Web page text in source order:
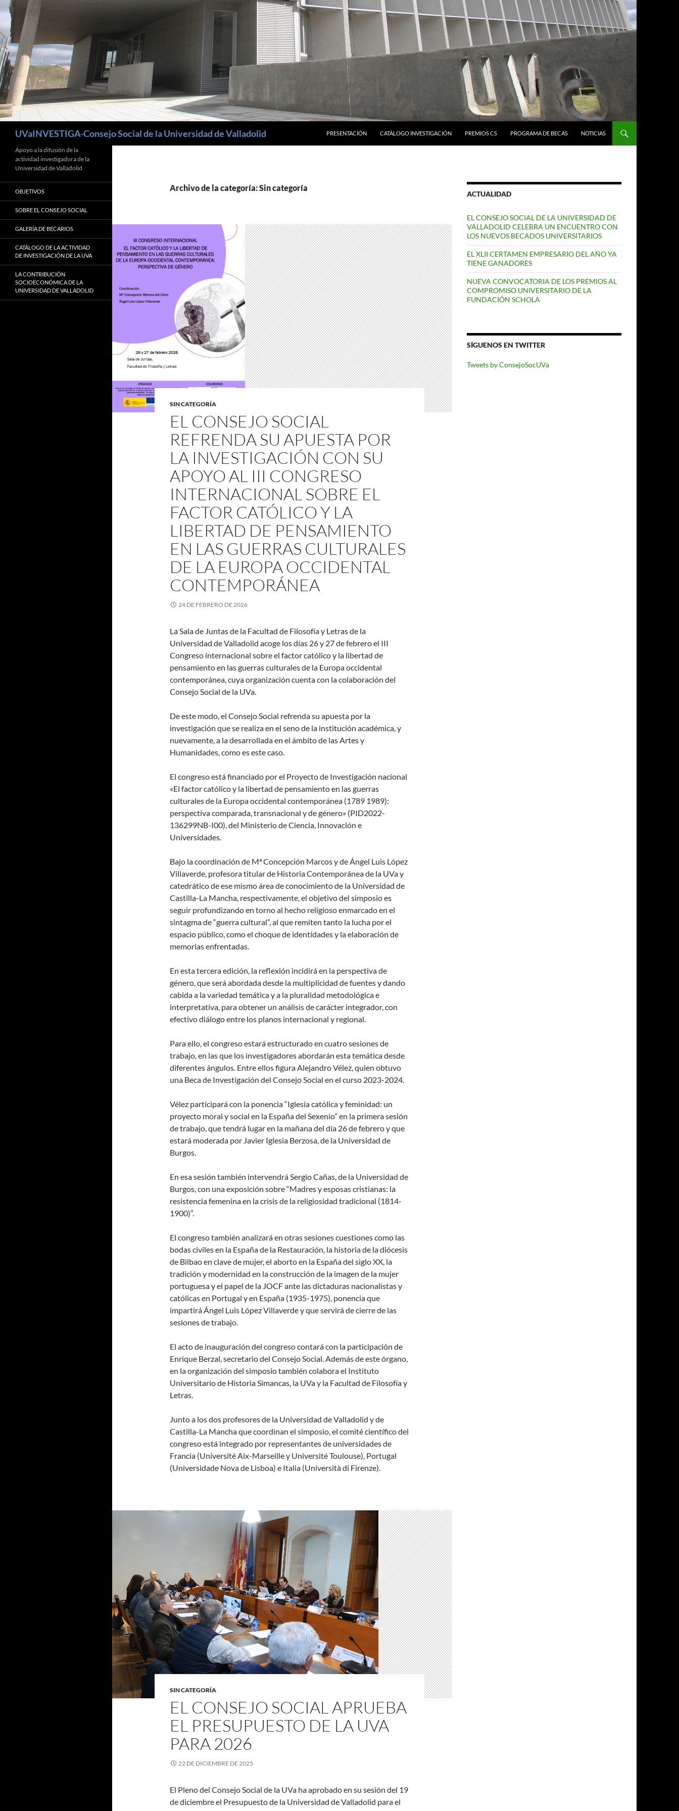
UVaINVESTIGA-Consejo Social de la Universidad de Valladolid
PRESENTACIÓN
CATÁLOGO INVESTIGACIÓN PREMIOS CS PROGRAMA DE BECAS NOTICIAS
Archivo de la categoría: Sin categoría
SIN CATEGORÍA
EL CONSEJO SOCIAL
REFRENDA SU APUESTA POR
LA INVESTIGACIÓN CON SU
APOYO AL III CONGRESO
INTERNACIONAL SOBRE EL
FACTOR CATÓLICO Y LA
LIBERTAD DE PENSAMIENTO
EN LAS GUERRAS CULTURALES
DE LA EUROPA OCCIDENTAL
CONTEMPORÁNEA
24 DE FEBRERO DE 2026
La Sala de Juntas de la Facultad de Filosofía y Letras de la
Universidad de Valladolid acoge los días 26 y 27 de febrero el III
Congreso internacional sobre el factor católico y la libertad de
pensamiento en las guerras culturales de la Europa occidental
contemporánea, cuya organización cuenta con la colaboración del
Consejo Social de la UVa.
De este modo, el Consejo Social refrenda su apuesta por la
investigación que se realiza en el seno de la institución académica, y
nuevamente, a la desarrollada en el ámbito de las Artes y
Humanidades, como es este caso.
El congreso está financiado por el Proyecto de Investigación nacional
«El factor católico y la libertad de pensamiento en las guerras
culturales de la Europa occidental contemporánea (1789 1989):
perspectiva comparada, transnacional y de género» (PID2022-
136299NB-I00), del Ministerio de Ciencia, Innovación e
Universidades.
Bajo la coordinación de Mª Concepción Marcos y de Ángel Luis López
Villaverde, profesora titular de Historia Contemporánea de la UVa y
catedrático de ese mismo área de conocimiento de la Universidad de
Castilla-La Mancha, respectivamente, el objetivo del simposio es
seguir profundizando en torno al hecho religioso enmarcado en el
sintagma de “guerra cultural”, al que remiten tanto la lucha por el
espacio público, como el choque de identidades y la elaboración de
memorias enfrentadas.
En esta tercera edición, la reflexión incidirá en la perspectiva de
género, que será abordada desde la multiplicidad de fuentes y dando
cabida a la variedad temática y a la pluralidad metodológica e
interpretativa, para obtener un análisis de carácter integrador, con
efectivo diálogo entre los planos internacional y regional.
Para ello, el congreso estará estructurado en cuatro sesiones de
trabajo, en las que los investigadores abordarán esta temática desde
diferentes ángulos. Entre ellos figura Alejandro Vélez, quien obtuvo
una Beca de Investigación del Consejo Social en el curso 2023-2024.
Vélez participará con la ponencia “Iglesia católica y feminidad: un
proyecto moral y social en la España del Sexenio” en la primera sesión
de trabajo, que tendrá lugar en la mañana del día 26 de febrero y que
estará moderada por Javier Iglesia Berzosa, de la Universidad de
Burgos.
En esa sesión también intervendrá Sergio Cañas, de la Universidad de
Burgos, con una exposición sobre “Madres y esposas cristianas: la
resistencia femenina en la crisis de la religiosidad tradicional (1814-
1900)”.
El congreso también analizará en otras sesiones cuestiones como las
bodas civiles en la España de la Restauración, la historia de la diócesis
de Bilbao en clave de mujer, el aborto en la España del siglo XX, la
tradición y modernidad en la construcción de la imagen de la mujer
portuguesa y el papel de la JOCF ante las dictaduras nacionalistas y
católicas en Portugal y en España (1935-1975), ponencia que
impartirá Ángel Luis López Villaverde y que servirá de cierre de las
sesiones de trabajo.
El acto de inauguración del congreso contará con la participación de
Enrique Berzal, secretario del Consejo Social. Además de este órgano,
en la organización del simposio también colabora el Instituto
Universitario de Historia Simancas, la UVa y la Facultad de Filosofía y
Letras.
Junto a los dos profesores de la Universidad de Valladolid y de
Castilla-La Mancha que coordinan el simposio, el comité científico del
congreso está integrado por representantes de universidades de
Francia (Université Aix-Marseille y Université Toulouse), Portugal
(Universidade Nova de Lisboa) e Italia (Università di Firenze).
SIN CATEGORÍA
EL CONSEJO SOCIAL APRUEBA
EL PRESUPUESTO DE LA UVA
PARA 2026
22 DE DICIEMBRE DE 2025
El Pleno del Consejo Social de la UVa ha aprobado en su sesión del 19
de diciembre el Presupuesto de la Universidad de Valladolid para el
ACTUALIDAD
EL CONSEJO SOCIAL DE LA UNIVERSIDAD DE
VALLADOLID CELEBRA UN ENCUENTRO CON
LOS NUEVOS BECADOS UNIVERSITARIOS
EL XLII CERTAMEN EMPRESARIO DEL AÑO YA
TIENE GANADORES
NUEVA CONVOCATORIA DE LOS PREMIOS AL
COMPROMISO UNIVERSITARIO DE LA
FUNDACIÓN SCHOLA
SÍGUENOS EN TWITTER
Tweets by ConsejoSocUVa
Apoyo a la difusión de la
actividad investigadora de la
Universidad de Valladolid
OBJETIVOS
SOBRE EL CONSEJO SOCIAL
GALERÍA DE BECARIOS
CATÁLOGO DE LA ACTIVIDAD
DE INVESTIGACIÓN DE LA UVA
LA CONTRIBUCIÓN
SOCIOECONÓMICA DE LA
UNIVERSIDAD DE VALLADOLID